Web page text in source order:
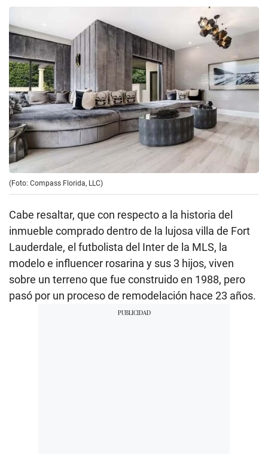
(Foto: Compass Florida, LLC)
Cabe resaltar, que con respecto a la historia del
inmueble comprado dentro de la lujosa villa de Fort
Lauderdale, el futbolista del Inter de la MLS, la
modelo e influencer rosarina y sus 3 hijos, viven
sobre un terreno que fue construido en 1988, pero
pasó por un proceso de remodelación hace 23 años.